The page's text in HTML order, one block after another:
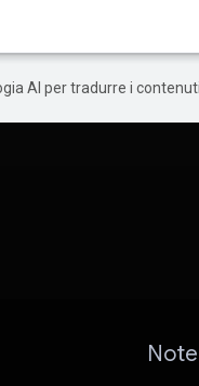
AI per tradurre i